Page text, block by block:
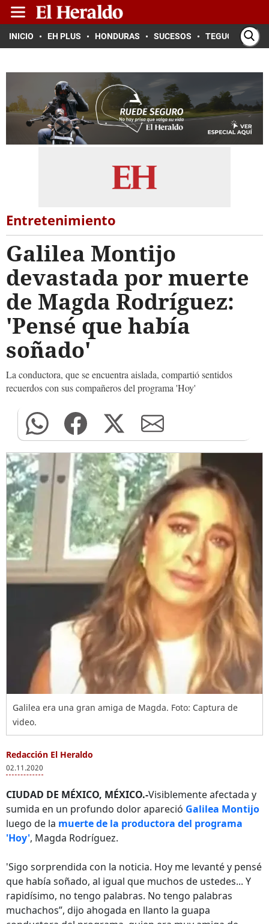
INICIO EH PLUS HONDURAS SUCESOS TEGUCIGALPA
Entretenimiento
Galilea Montijo
devastada por muerte
de Magda Rodríguez:
'Pensé que había
soñado'
La conductora, que se encuentra aislada, compartió sentidos
recuerdos con sus compañeros del programa 'Hoy'
Galilea era una gran amiga de Magda. Foto: Captura de
video.
Redacción El Heraldo
02.11.2020
CIUDAD DE MÉXICO, MÉXICO.-Visiblemente afectada y
sumida en un profundo dolor apareció Galilea Montijo
luego de la muerte de la productora del programa
'Hoy', Magda Rodríguez.
'Sigo sorprendida con la noticia. Hoy me levanté y pensé
que había soñado, al igual que muchos de ustedes... Y
rapidísimo, no tengo palabras. No tengo palabras
muchachos”, dijo ahogada en llanto la guapa